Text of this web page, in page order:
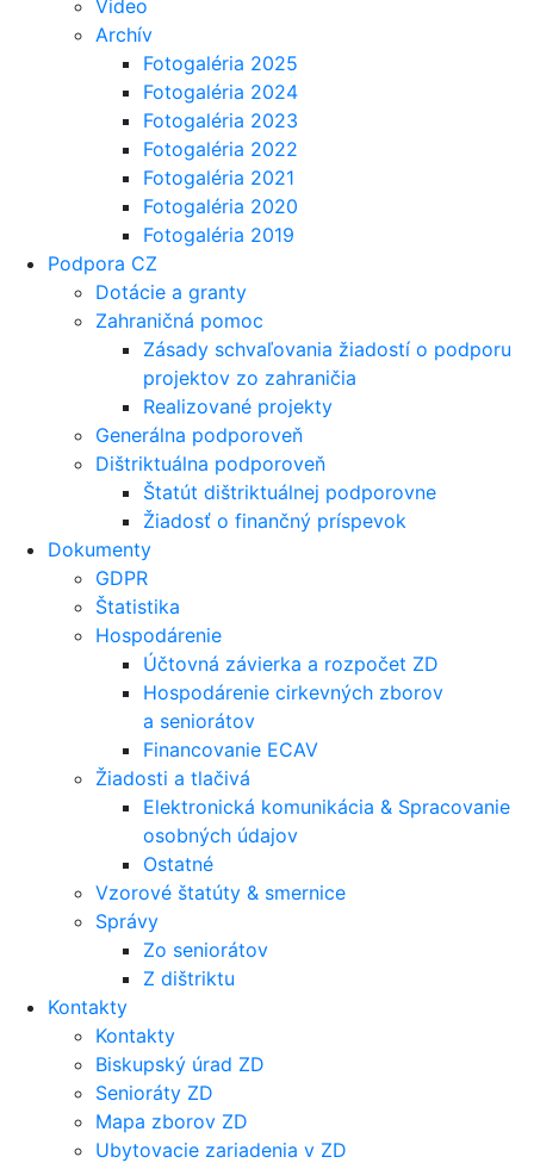
Video
Archív
Fotogaléria 2025
Fotogaléria 2024
Fotogaléria 2023
Fotogaléria 2022
Fotogaléria 2021
Fotogaléria 2020
Fotogaléria 2019
Podpora CZ
Dotácie a granty
Zahraničná pomoc
Zásady schvaľovania žiadostí o podporu
projektov zo zahraničia
Realizované projekty
Generálna podporoveň
Dištriktuálna podporoveň
Štatút dištriktuálnej podporovne
Žiadosť o finančný príspevok
Dokumenty
GDPR
Štatistika
Hospodárenie
Účtovná závierka a rozpočet ZD
Hospodárenie cirkevných zborov
a seniorátov
Financovanie ECAV
Žiadosti a tlačivá
Elektronická komunikácia & Spracovanie
osobných údajov
Ostatné
Vzorové štatúty & smernice
Správy
Zo seniorátov
Z dištriktu
Kontakty
Kontakty
Biskupský úrad ZD
Senioráty ZD
Mapa zborov ZD
Ubytovacie zariadenia v ZD